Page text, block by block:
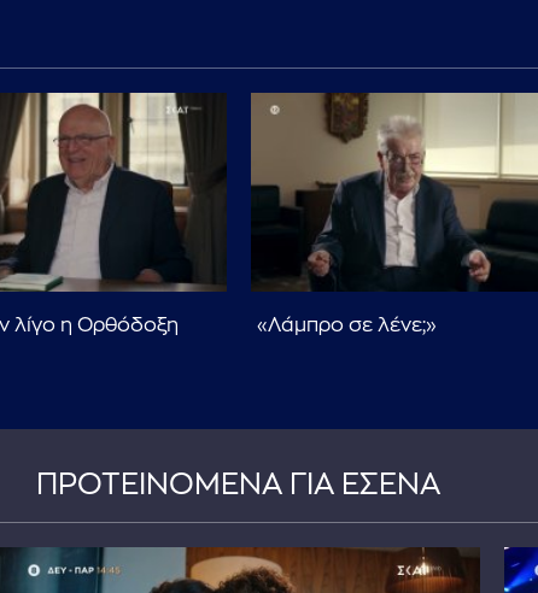
λίγο η Ορθόδοξη
«Λάμπρο σε λένε;»
ΠΡΟΤΕΙΝΟΜΕΝΑ ΓΙΑ ΕΣΕΝΑ